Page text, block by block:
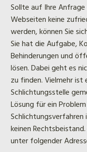
Sollte auf Ihre
Webseiten keine
werden, können Sie
Sie hat die Aufgabe,
Behinderungen und
lösen. Dabei geht es
zu finden. Vielmehr
Schlichtungsstelle
Lösung für ein
Schlichtungsverfahren
keinen
unter folgender